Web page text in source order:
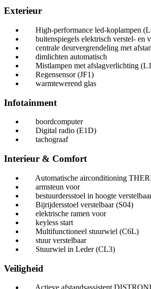
Exterieur
High-performance led-koplampen
buitenspiegels elektrisch verstel- en
centrale deurvergrendeling met
dimlichten automatisch
Mistlampen met afslagverlichting
Regensensor (JF1)
warmtewerend glas
Infotainment
boordcomputer
Digital radio (E1D)
tachograaf
Interieur & Comfort
Automatische airconditioning
armsteun voor
bestuurdersstoel in hoogte
Bijrijdersstoel verstelbaar (S04)
elektrische ramen voor
keyless start
Multifunctioneel stuurwiel (C6L)
stuur verstelbaar
Stuurwiel in Leder (CL3)
Veiligheid